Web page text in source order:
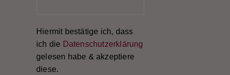
Hiermit bestätige ich, dass
ich die Datenschutzerklärung
gelesen habe & akzeptiere
diese.